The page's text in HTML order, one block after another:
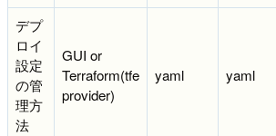
デプ
ロイ
設定
の管
理方
法
GUI or
Terraform(tfe
provider)
yaml yaml